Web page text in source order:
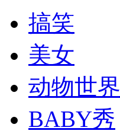
纽约上演“枕头大战”
搞笑
美女
动物世界
BABY秀